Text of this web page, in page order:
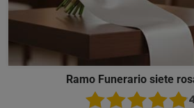
Ramo Funerario siete